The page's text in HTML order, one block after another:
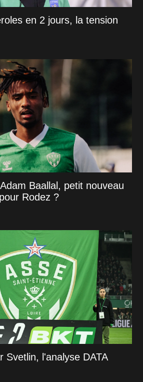
en 2 jours, la tension
Baallal, petit nouveau
Rodez ?
Svetlin, l'analyse DATA